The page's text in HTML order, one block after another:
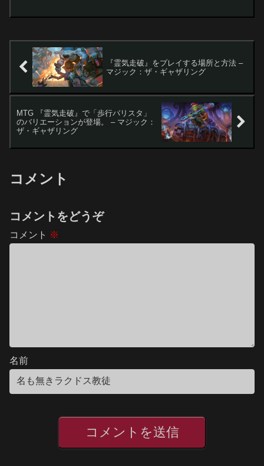
『霊気走破』をプレイする場所と方法 –
マジック：ザ・ギャザリング
MTG 『霊気走破』で「歩行バリスタ」
のバリエーションが登場。 – マジック：
ザ・ギャザリング
コメント
コメントをどうぞ
コメント ※
名前